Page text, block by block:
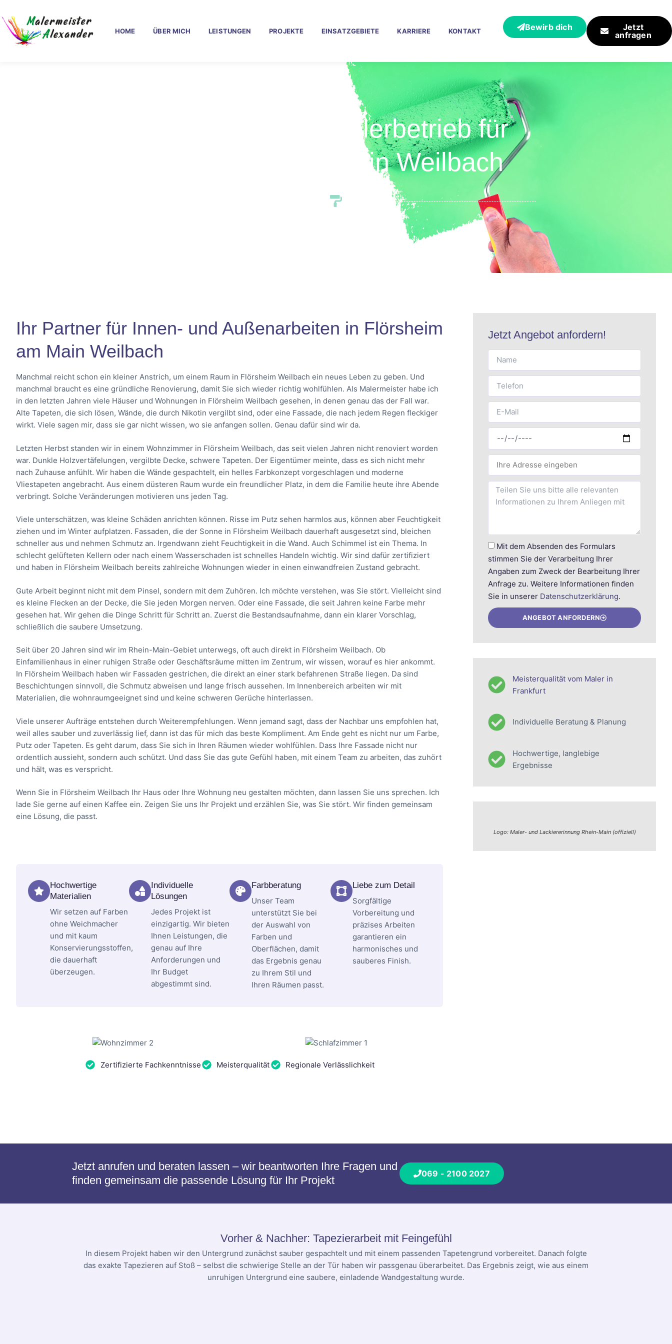
HOME ÜBER MICH LEISTUNGEN PROJEKTE EINSATZGEBIETE KARRIERE KONTAKT Bewirb dich
Jetzt
anfragen
Zuverlässiger Malerbetrieb für
Flörsheim am Main Weilbach
Ihr Partner für Innen- und Außenarbeiten in Flörsheim
am Main Weilbach
Manchmal reicht schon ein kleiner Anstrich, um einem Raum in Flörsheim Weilbach ein neues Leben zu geben. Und
manchmal braucht es eine gründliche Renovierung, damit Sie sich wieder richtig wohlfühlen. Als Malermeister habe ich
in den letzten Jahren viele Häuser und Wohnungen in Flörsheim Weilbach gesehen, in denen genau das der Fall war.
Alte Tapeten, die sich lösen, Wände, die durch Nikotin vergilbt sind, oder eine Fassade, die nach jedem Regen fleckiger
wirkt. Viele sagen mir, dass sie gar nicht wissen, wo sie anfangen sollen. Genau dafür sind wir da.
Letzten Herbst standen wir in einem Wohnzimmer in Flörsheim Weilbach, das seit vielen Jahren nicht renoviert worden
war. Dunkle Holzvertäfelungen, vergilbte Decke, schwere Tapeten. Der Eigentümer meinte, dass es sich nicht mehr
nach Zuhause anfühlt. Wir haben die Wände gespachtelt, ein helles Farbkonzept vorgeschlagen und moderne
Vliestapeten angebracht. Aus einem düsteren Raum wurde ein freundlicher Platz, in dem die Familie heute ihre Abende
verbringt. Solche Veränderungen motivieren uns jeden Tag.
Viele unterschätzen, was kleine Schäden anrichten können. Risse im Putz sehen harmlos aus, können aber Feuchtigkeit
ziehen und im Winter aufplatzen. Fassaden, die der Sonne in Flörsheim Weilbach dauerhaft ausgesetzt sind, bleichen
schneller aus und nehmen Schmutz an. Irgendwann zieht Feuchtigkeit in die Wand. Auch Schimmel ist ein Thema. In
schlecht gelüfteten Kellern oder nach einem Wasserschaden ist schnelles Handeln wichtig. Wir sind dafür zertifiziert
und haben in Flörsheim Weilbach bereits zahlreiche Wohnungen wieder in einen einwandfreien Zustand gebracht.
Gute Arbeit beginnt nicht mit dem Pinsel, sondern mit dem Zuhören. Ich möchte verstehen, was Sie stört. Vielleicht sind
es kleine Flecken an der Decke, die Sie jeden Morgen nerven. Oder eine Fassade, die seit Jahren keine Farbe mehr
gesehen hat. Wir gehen die Dinge Schritt für Schritt an. Zuerst die Bestandsaufnahme, dann ein klarer Vorschlag,
schließlich die saubere Umsetzung.
Seit über 20 Jahren sind wir im Rhein-Main-Gebiet unterwegs, oft auch direkt in Flörsheim Weilbach. Ob
Einfamilienhaus in einer ruhigen Straße oder Geschäftsräume mitten im Zentrum, wir wissen, worauf es hier ankommt.
In Flörsheim Weilbach haben wir Fassaden gestrichen, die direkt an einer stark befahrenen Straße liegen. Da sind
Beschichtungen sinnvoll, die Schmutz abweisen und lange frisch aussehen. Im Innenbereich arbeiten wir mit
Materialien, die wohnraumgeeignet sind und keine schweren Gerüche hinterlassen.
Viele unserer Aufträge entstehen durch Weiterempfehlungen. Wenn jemand sagt, dass der Nachbar uns empfohlen hat,
weil alles sauber und zuverlässig lief, dann ist das für mich das beste Kompliment. Am Ende geht es nicht nur um Farbe,
Putz oder Tapeten. Es geht darum, dass Sie sich in Ihren Räumen wieder wohlfühlen. Dass Ihre Fassade nicht nur
ordentlich aussieht, sondern auch schützt. Und dass Sie das gute Gefühl haben, mit einem Team zu arbeiten, das zuhört
und hält, was es verspricht.
Wenn Sie in Flörsheim Weilbach Ihr Haus oder Ihre Wohnung neu gestalten möchten, dann lassen Sie uns sprechen. Ich
lade Sie gerne auf einen Kaffee ein. Zeigen Sie uns Ihr Projekt und erzählen Sie, was Sie stört. Wir finden gemeinsam
eine Lösung, die passt.
Hochwertige
Materialien
Wir setzen auf Farben
ohne Weichmacher
und mit kaum
Konservierungsstoffen,
die dauerhaft
überzeugen.
Individuelle
Lösungen
Jedes Projekt ist
einzigartig. Wir bieten
Ihnen Leistungen, die
genau auf Ihre
Anforderungen und
Ihr Budget
abgestimmt sind.
Farbberatung
Unser Team
unterstützt Sie bei
der Auswahl von
Farben und
Oberflächen, damit
das Ergebnis genau
zu Ihrem Stil und
Ihren Räumen passt.
Liebe zum Detail
Sorgfältige
Vorbereitung und
präzises Arbeiten
garantieren ein
harmonisches und
sauberes Finish.
Zertifizierte Fachkenntnisse Meisterqualität Regionale Verlässlichkeit
Jetzt Angebot anfordern!
Mit dem Absenden des Formulars
stimmen Sie der Verarbeitung Ihrer
Angaben zum Zweck der Bearbeitung Ihrer
Anfrage zu. Weitere Informationen finden
Sie in unserer Datenschutzerklärung.
ANGEBOT ANFORDERN
Meisterqualität vom Maler in
Frankfurt
Individuelle Beratung & Planung
Hochwertige, langlebige
Ergebnisse
Logo: Maler- und Lackiererinnung Rhein-Main (offiziell)
Jetzt anrufen und beraten lassen – wir beantworten Ihre Fragen und
finden gemeinsam die passende Lösung für Ihr Projekt
069 - 2100 2027
Vorher & Nachher: Tapezierarbeit mit Feingefühl
In diesem Projekt haben wir den Untergrund zunächst sauber gespachtelt und mit einem passenden Tapetengrund vorbereitet. Danach folgte
das exakte Tapezieren auf Stoß – selbst die schwierige Stelle an der Tür haben wir passgenau überarbeitet. Das Ergebnis zeigt, wie aus einem
unruhigen Untergrund eine saubere, einladende Wandgestaltung wurde.